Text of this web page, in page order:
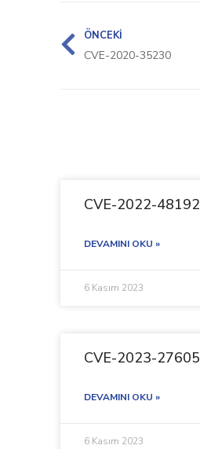
ÖNCEKI
CVE-2020-35230
CVE-2022-48192
DEVAMINI OKU »
6 Kasım 2023
CVE-2023-27605
DEVAMINI OKU »
6 Kasım 2023